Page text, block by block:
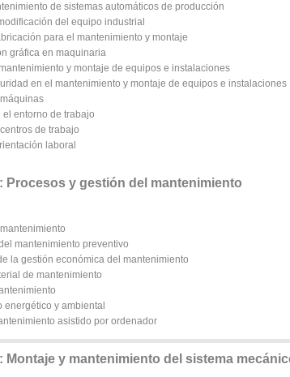
de sistemas automáticos de producción
del equipo industrial
para el mantenimiento y montaje
gráfica en maquinaria
y montaje de equipos e instalaciones
en el mantenimiento y montaje de equipos e instalaciones
entorno de trabajo
de trabajo
laboral
Procesos y gestión del mantenimiento
mantenimiento preventivo
la gestión económica del mantenimiento
de mantenimiento
energético y ambiental
asistido por ordenador
Montaje y mantenimiento del sistema